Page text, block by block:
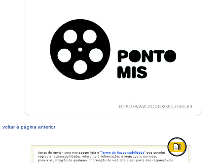
voltar à página anterior